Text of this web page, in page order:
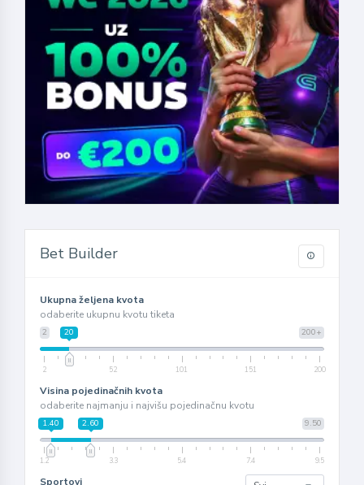
Bet Builder
Ukupna željena kvota
odaberite ukupnu kvotu tiketa
2 200+
20
2 52 101 151 200
Visina pojedinačnih kvota
odaberite najmanju i najvišu pojedinačnu kvotu
9.50
1.40 2.60
1.2 3.3 5.4 7.4 9.5
Sportovi